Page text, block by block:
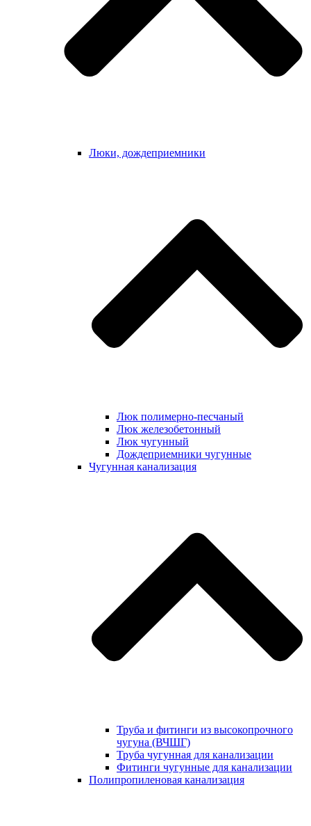
Люки, дождеприемники
Люк полимерно-песчаный
Люк железобетонный
Люк чугунный
Дождеприемники чугунные
Чугунная канализация
Труба и фитинги из высокопрочного
чугуна (ВЧШГ)
Труба чугунная для канализации
Фитинги чугунные для канализации
Полипропиленовая канализация